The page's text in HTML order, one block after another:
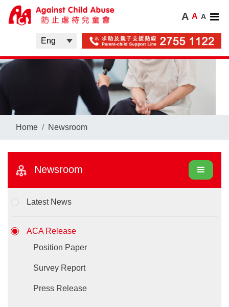
A A A
Home Newsroom
Newsroom
Latest News
ACA Release
Position Paper
Survey Report
Press Release